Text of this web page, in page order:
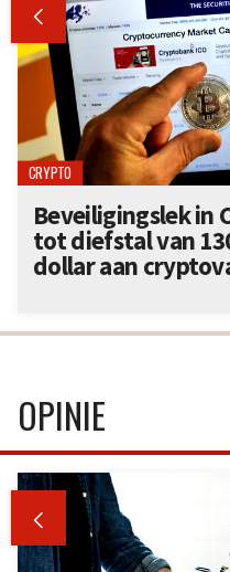

CRYPTO
Beveiligingslek in
tot diefstal van
dollar aan
OPINIE
